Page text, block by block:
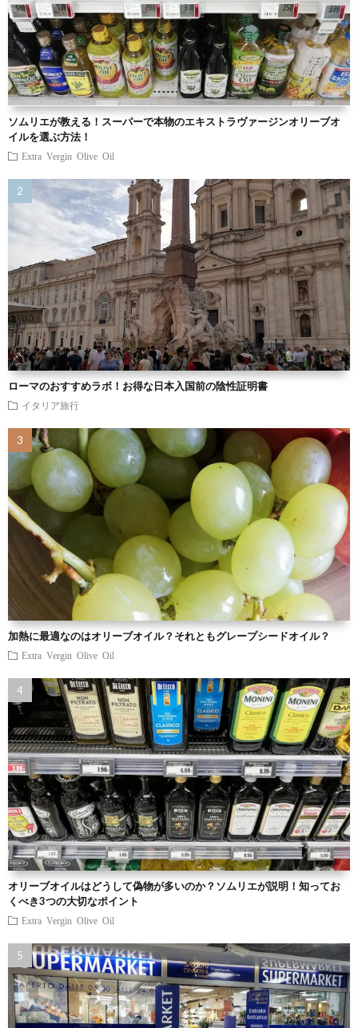
ソムリエが教える！スーパーで本物のエキストラヴァージンオリーブオ
イルを選ぶ方法！
Extra Vergin Olive Oil
ローマのおすすめラボ！お得な日本入国前の陰性証明書
イタリア旅行
加熱に最適なのはオリーブオイル？それともグレープシードオイル？
Extra Vergin Olive Oil
オリーブオイルはどうして偽物が多いのか？ソムリエが説明！知ってお
くべき3つの大切なポイント
Extra Vergin Olive Oil